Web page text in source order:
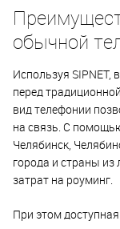
обычной
Используя
перед
вид телефонии
на связь. С
Челябинск,
города и страны
затрат на роуминг.
При этом